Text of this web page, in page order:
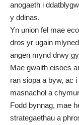
anogaeth i
y ddinas.
Yn union fel mae
dros yr ugain
angen mynd drwy
Mae gwaith eisoes
ran siopa a byw, ac
masnachol a
Fodd bynnag, mae
strategaethau a